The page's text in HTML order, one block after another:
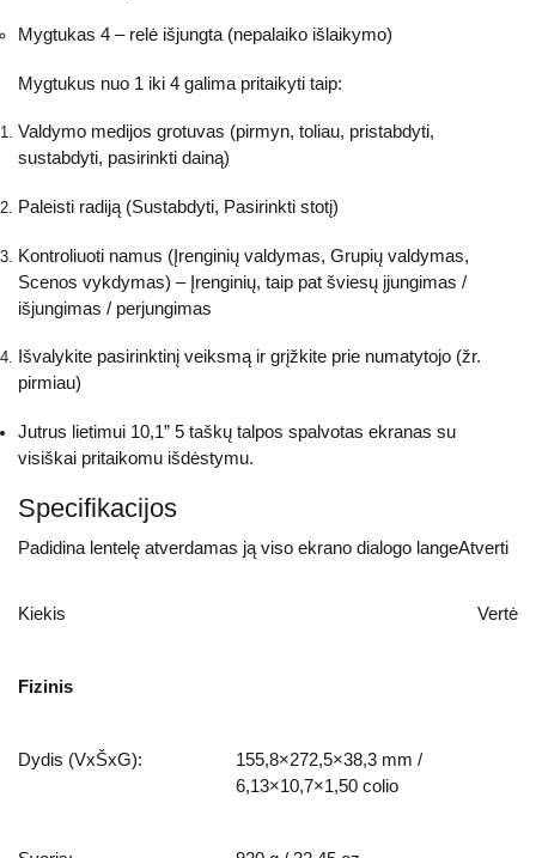
Mygtukas 4 – relė išjungta (nepalaiko išlaikymo)
Mygtukus nuo 1 iki 4 galima pritaikyti taip:
Valdymo medijos grotuvas (pirmyn, toliau, pristabdyti,
sustabdyti, pasirinkti dainą)
Paleisti radiją (Sustabdyti, Pasirinkti stotį)
Kontroliuoti namus (Įrenginių valdymas, Grupių valdymas,
Scenos vykdymas) – Įrenginių, taip pat šviesų įjungimas /
išjungimas / perjungimas
Išvalykite pasirinktinį veiksmą ir grįžkite prie numatytojo (žr.
pirmiau)
Jutrus lietimui 10,1” 5 taškų talpos spalvotas ekranas su
visiškai pritaikomu išdėstymu.
Specifikacijos
Padidina lentelę atverdamas ją viso ekrano dialogo langeAtverti
Kiekis Vertė
Fizinis
Dydis (VxŠxG):
155,8×272,5×38,3 mm /
6,13×10,7×1,50 colio